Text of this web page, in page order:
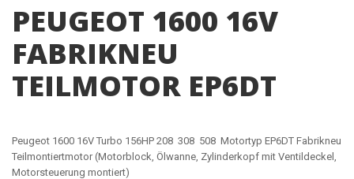
PEUGEOT 1600 16V
FABRIKNEU
TEILMOTOR EP6DT
Peugeot 1600 16V Turbo 156HP 208 308 508 Motortyp EP6DT Fabrikneu
Teilmontiertmotor (Motorblock, Ölwanne, Zylinderkopf mit Ventildeckel,
Motorsteuerung montiert)